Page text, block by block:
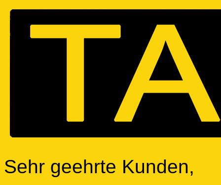
Sehr geehrte Kunden,